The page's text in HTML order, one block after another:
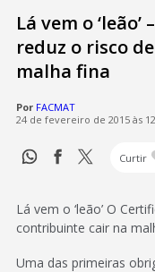
Lá vem o
reduz o risco
malha fina
Por FACMAT
24 de fevereiro de 2015 às
Curtir
Lá vem o ‘leão’ O
contribuinte cair na
Uma das primeiras